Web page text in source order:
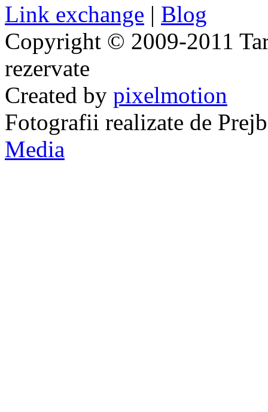
Link exchange | Blog
Copyright © 2009-2011
rezervate
Created by pixelmotion
Fotografii realizate de
Media